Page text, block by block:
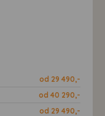
od 29 490,-
od 40 290,-
od 29 490,-